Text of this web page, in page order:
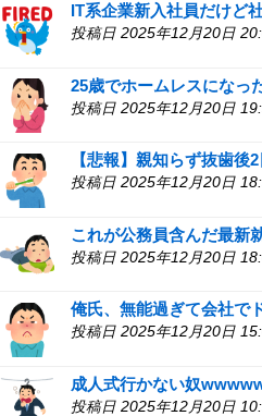
IT系企業新入社員だけど
投稿日 2025年12月20日
25歳でホームレスになっ
投稿日 2025年12月20日
【悲報】親知らず抜歯後
投稿日 2025年12月20日
これが公務員含んだ最新
投稿日 2025年12月20日
俺氏、無能過ぎて会社で
投稿日 2025年12月20日
成人式行かない奴
投稿日 2025年12月20日